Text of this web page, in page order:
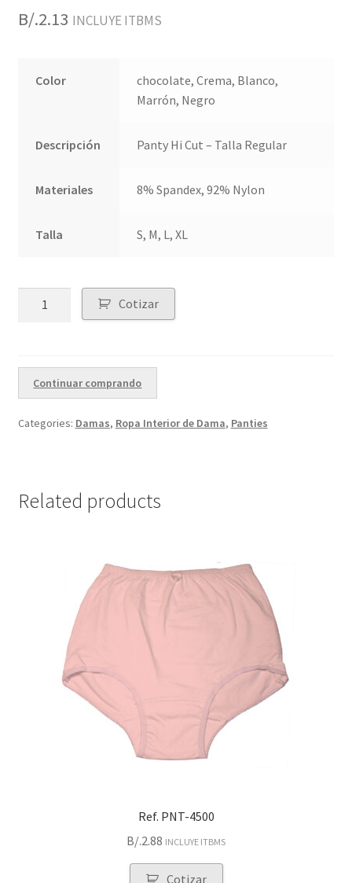
B/.2.13 INCLUYE ITBMS
Color
chocolate, Crema, Blanco,
Marrón, Negro
Descripción Panty Hi Cut – Talla Regular
Materiales 8% Spandex, 92% Nylon
Talla S, M, L, XL
Cotizar
Continuar comprando
Categories: Damas, Ropa Interior de Dama, Panties
Related products
Ref. PNT-4500
B/.2.88 INCLUYE ITBMS
Cotizar